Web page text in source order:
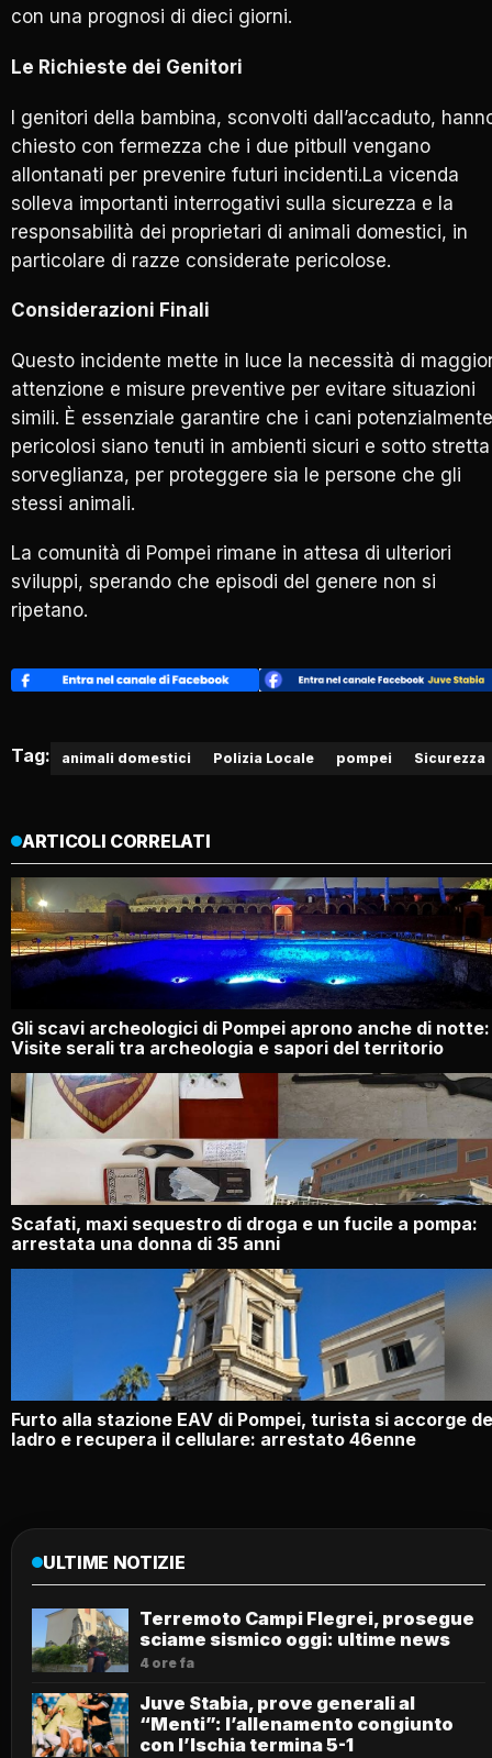
con una prognosi di dieci giorni.
Le Richieste dei Genitori
I genitori della bambina, sconvolti dall’accaduto,
chiesto con fermezza che i due pitbull vengano
allontanati per prevenire futuri incidenti.La vicenda
solleva importanti interrogativi sulla sicurezza e la
responsabilità dei proprietari di animali domestici, in
particolare di razze considerate pericolose.
Considerazioni Finali
Questo incidente mette in luce la necessità di
attenzione e misure preventive per evitare situazioni
simili. È essenziale garantire che i cani potenzialmente
pericolosi siano tenuti in ambienti sicuri e sotto stretta
sorveglianza, per proteggere sia le persone che gli
stessi animali.
La comunità di Pompei rimane in attesa di ulteriori
sviluppi, sperando che episodi del genere non si
ripetano.
Tag: animali domestici Polizia Locale pompei Sicurezza
ARTICOLI CORRELATI
Gli scavi archeologici di Pompei aprono anche di notte:
Visite serali tra archeologia e sapori del territorio
Scafati, maxi sequestro di droga e un fucile a pompa:
arrestata una donna di 35 anni
Furto alla stazione EAV di Pompei, turista si accorge
ladro e recupera il cellulare: arrestato 46enne
ULTIME NOTIZIE
Terremoto Campi Flegrei, prosegue
sciame sismico oggi: ultime news
4 ore fa
Juve Stabia, prove generali al
“Menti”: l’allenamento congiunto
con l’Ischia termina 5-1